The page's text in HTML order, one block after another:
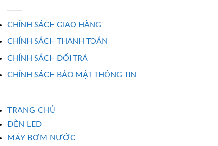
CHÍNH SÁCH GIAO HÀNG
CHÍNH SÁCH THANH TOÁN
CHÍNH SÁCH ĐỔI TRẢ
CHÍNH SÁCH BẢO MẬT THÔNG TIN
TRANG CHỦ
ĐÈN LED
MÁY BƠM NƯỚC